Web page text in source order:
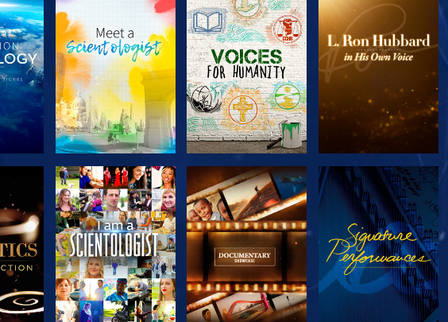
LES
DÉCOUVRIR LES
SÉRIES
DÉCOUVRIR LES
SÉRIES
DÉCOUVRIR LES
SÉRIES